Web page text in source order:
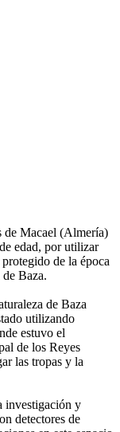
de Macael (Almería)
edad, por utilizar
de la época
Baza.
de Baza
utilizando
estuvo el
de los Reyes
las tropas y la
investigación y
detectores de